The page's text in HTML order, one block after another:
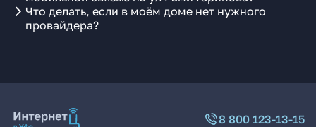
Что делать, если в моём доме нет нужного
провайдера?
8 800 123-13-15